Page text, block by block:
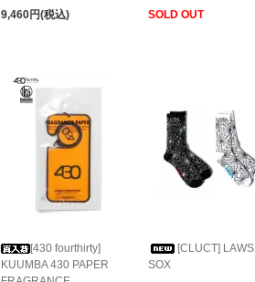
9,460円(税込)
SOLD OUT
[430 fourthirty]
KUUMBA 430 PAPER
[CLUCT] LAWS
SOX